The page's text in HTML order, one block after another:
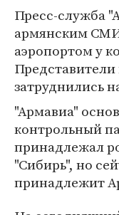
Пресс-служба
армянским
аэропортом у
Представители
затруднились
"Армавиа"
контрольный
принадлежал
"Сибирь", но
принадлежит